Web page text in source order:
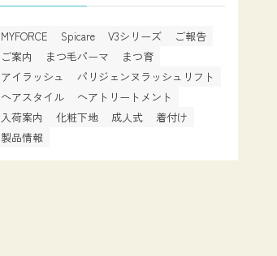
MYFORCE Spicare V3シリーズ
ご報告
ご案内
まつ毛パーマ
まつ育
アイラッシュ
パリジェンヌラッシュリフト
ヘアスタイル
ヘアトリートメント
入荷案内
化粧下地 成人式
着付け
製品情報